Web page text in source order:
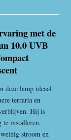
met de
10.0 UVB
deze lamp ideaal
terraria en
Hij is
te installeren,
stroom en